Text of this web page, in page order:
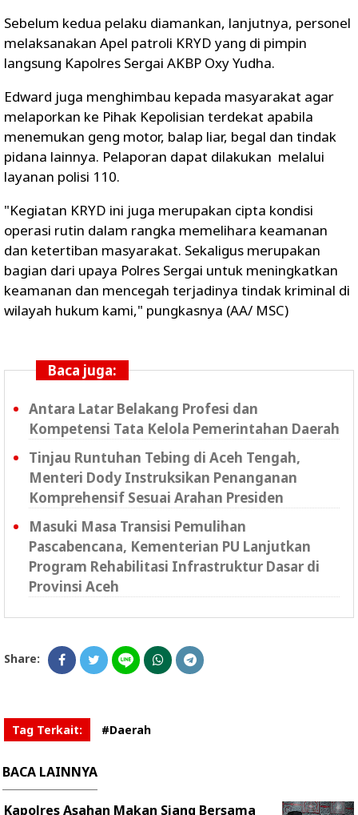
Sebelum kedua pelaku diamankan, lanjutnya, personel
melaksanakan Apel patroli KRYD yang di pimpin
langsung Kapolres Sergai AKBP Oxy Yudha.
Edward juga menghimbau kepada masyarakat agar
melaporkan ke Pihak Kepolisian terdekat apabila
menemukan geng motor, balap liar, begal dan tindak
pidana lainnya. Pelaporan dapat dilakukan melalui
layanan polisi 110.
"Kegiatan KRYD ini juga merupakan cipta kondisi
operasi rutin dalam rangka memelihara keamanan
dan ketertiban masyarakat. Sekaligus merupakan
bagian dari upaya Polres Sergai untuk meningkatkan
keamanan dan mencegah terjadinya tindak kriminal di
wilayah hukum kami," pungkasnya (AA/ MSC)
Baca juga:
Antara Latar Belakang Profesi dan
Kompetensi Tata Kelola Pemerintahan Daerah
Tinjau Runtuhan Tebing di Aceh Tengah,
Menteri Dody Instruksikan Penanganan
Komprehensif Sesuai Arahan Presiden
Masuki Masa Transisi Pemulihan
Pascabencana, Kementerian PU Lanjutkan
Program Rehabilitasi Infrastruktur Dasar di
Provinsi Aceh
Share:
Tag Terkait: #Daerah
BACA LAINNYA
Kapolres Asahan Makan Siang Bersama